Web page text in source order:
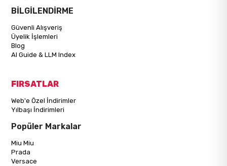
BİLGİLENDİRME
Güvenli Alışveriş
Üyelik İşlemleri
Blog
AI Guide & LLM Index
FIRSATLAR
Web'e Özel İndirimler
Yılbaşı İndirimleri
Popüler Markalar
Miu Miu
Prada
Versace